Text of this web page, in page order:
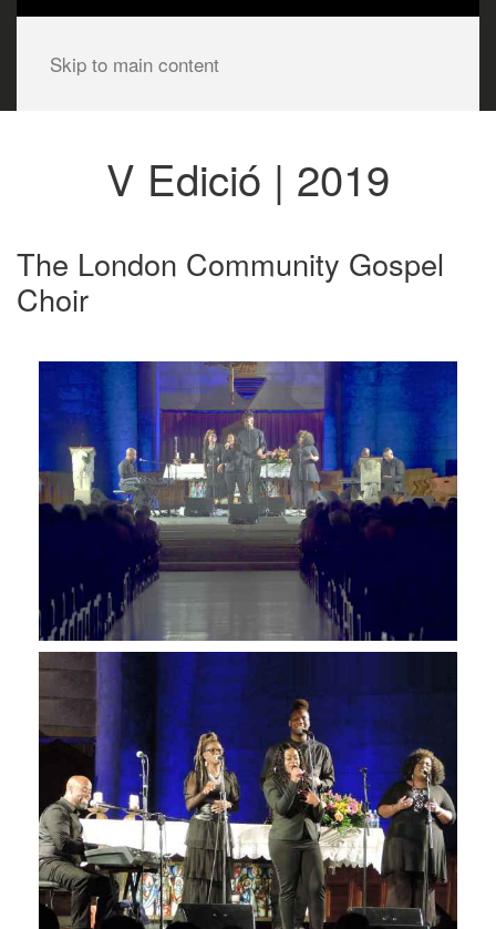
Skip to main content
V Edició | 2019
The London Community Gospel
Choir